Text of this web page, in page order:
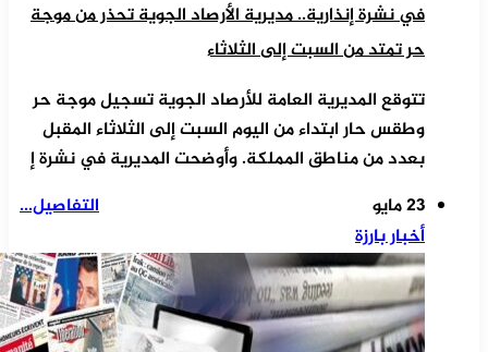
في نشرة إنذارية.. مديرية الأرصاد الجوية تحذر من موجة
حر تمتد من السبت إلى الثلاثاء
تتوقع المديرية العامة للأرصاد الجوية تسجيل موجة حر
وطقس حار ابتداء من اليوم السبت إلى الثلاثاء المقبل
بعدد من مناطق المملكة. وأوضحت المديرية في نشرة إ
التفاصيل...
23 مايو
أخبار بارزة